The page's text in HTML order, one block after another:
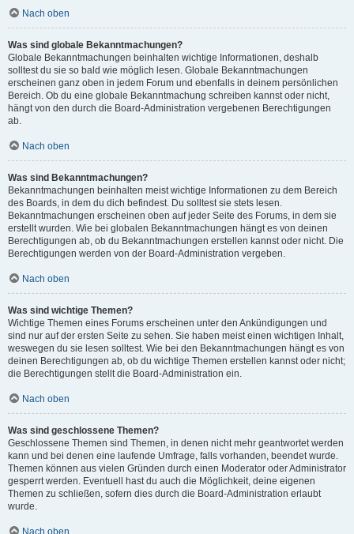
Nach oben
Was sind globale Bekanntmachungen?
Globale Bekanntmachungen beinhalten wichtige Informationen, deshalb
solltest du sie so bald wie möglich lesen. Globale Bekanntmachungen
erscheinen ganz oben in jedem Forum und ebenfalls in deinem persönlichen
Bereich. Ob du eine globale Bekanntmachung schreiben kannst oder nicht,
hängt von den durch die Board-Administration vergebenen Berechtigungen
ab.
Nach oben
Was sind Bekanntmachungen?
Bekanntmachungen beinhalten meist wichtige Informationen zu dem Bereich
des Boards, in dem du dich befindest. Du solltest sie stets lesen.
Bekanntmachungen erscheinen oben auf jeder Seite des Forums, in dem sie
erstellt wurden. Wie bei globalen Bekanntmachungen hängt es von deinen
Berechtigungen ab, ob du Bekanntmachungen erstellen kannst oder nicht. Die
Berechtigungen werden von der Board-Administration vergeben.
Nach oben
Was sind wichtige Themen?
Wichtige Themen eines Forums erscheinen unter den Ankündigungen und
sind nur auf der ersten Seite zu sehen. Sie haben meist einen wichtigen Inhalt,
weswegen du sie lesen solltest. Wie bei den Bekanntmachungen hängt es von
deinen Berechtigungen ab, ob du wichtige Themen erstellen kannst oder nicht;
die Berechtigungen stellt die Board-Administration ein.
Nach oben
Was sind geschlossene Themen?
Geschlossene Themen sind Themen, in denen nicht mehr geantwortet werden
kann und bei denen eine laufende Umfrage, falls vorhanden, beendet wurde.
Themen können aus vielen Gründen durch einen Moderator oder Administrator
gesperrt werden. Eventuell hast du auch die Möglichkeit, deine eigenen
Themen zu schließen, sofern dies durch die Board-Administration erlaubt
wurde.
Nach oben